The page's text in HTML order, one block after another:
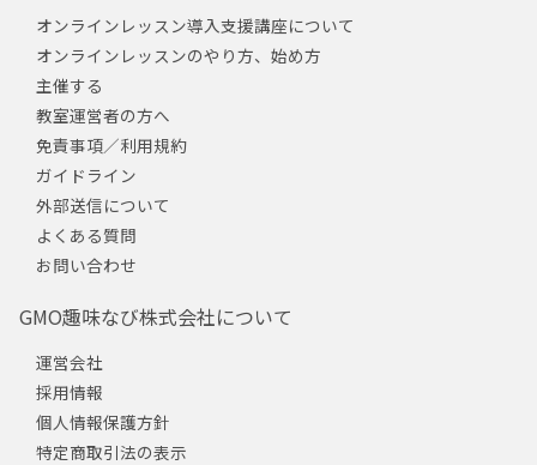
オンラインレッスン導入支援講座について
オンラインレッスンのやり方、始め方
主催する
教室運営者の方へ
免責事項／利用規約
ガイドライン
外部送信について
よくある質問
お問い合わせ
GMO趣味なび株式会社について
運営会社
採用情報
個人情報保護方針
特定商取引法の表示